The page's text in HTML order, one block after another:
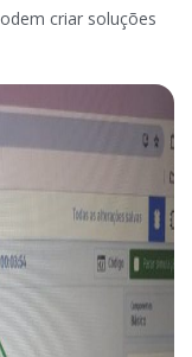
criar soluções